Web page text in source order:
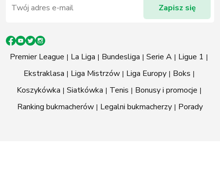
Premier League La Liga Bundesliga Serie A
Ligue 1
Ekstraklasa
Liga Mistrzów Liga Europy
Boks
Koszykówka
Siatkówka Tenis
Bonusy i promocje
Ranking bukmacherów
Legalni bukmacherzy Porady